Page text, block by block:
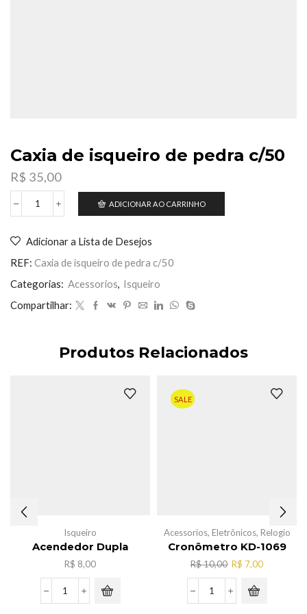
Caxia de isqueiro de pedra c/50
R$ 35,00
Caxia
de
pedra
quantidade
ADICIONAR AO CARRINHO
Adicionar a Lista de Desejos
REF: Caxia de isqueiro de pedra c/50
Categorias: Acessorios, Isqueiro
Compartilhar:
Produtos Relacionados
Isqueiro
Acendedor Dupla
R$ 8,00
Acendedor
SALE
Acessorios, Eletrônicos, Relogio
Cronômetro KD-1069
R$10,00 O
preço
original
era:
R$ 7,00O
Cronômetro